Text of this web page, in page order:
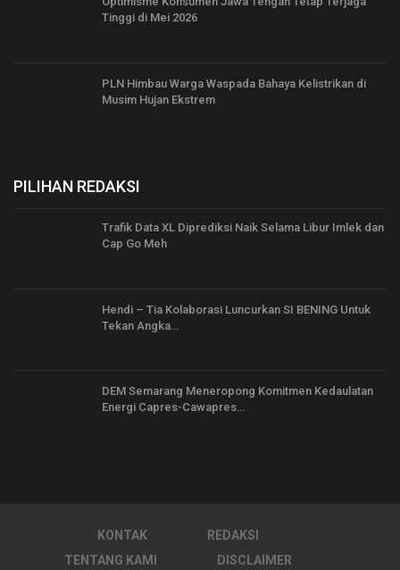
Tinggi di Mei 2026
PLN Himbau Warga Waspada Bahaya Kelistrikan di
Musim Hujan Ekstrem
PILIHAN REDAKSI
Trafik Data XL Diprediksi Naik Selama Libur Imlek dan
Cap Go Meh
Hendi – Tia Kolaborasi Luncurkan SI BENING Untuk
Tekan Angka…
DEM Semarang Meneropong Komitmen Kedaulatan
Energi Capres-Cawapres…
KONTAK
REDAKSI
TENTANG KAMI
DISCLAIMER